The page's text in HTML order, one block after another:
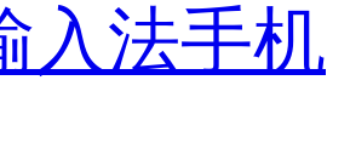
入法手机